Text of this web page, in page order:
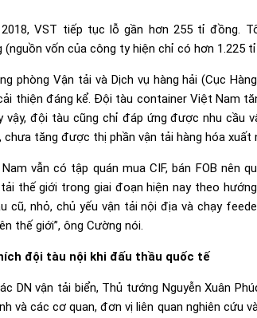
2018, VST tiếp tục lỗ gần hơn 255 tỉ đồng.
vốn của công ty hiện chỉ có hơn 1.225
phòng Vận tải và Dịch vụ hàng hải (Cục
thiện đáng kể. Đội tàu container Việt Nam
vậy, đội tàu cũng chỉ đáp ứng được nhu cầu
tăng được thị phần vận tải hàng hóa xuất
vẫn có tập quán mua CIF, bán FOB nên
tải thế giới trong giai đoạn hiện nay theo
cũ, nhỏ, chủ yếu vận tải nội địa và chạy
thế giới”, ông Cường nói.
đội tàu nội khi đấu thầu quốc tế
DN vận tải biển, Thủ tướng Nguyễn Xuân
và các cơ quan, đơn vị liên quan nghiên cứu